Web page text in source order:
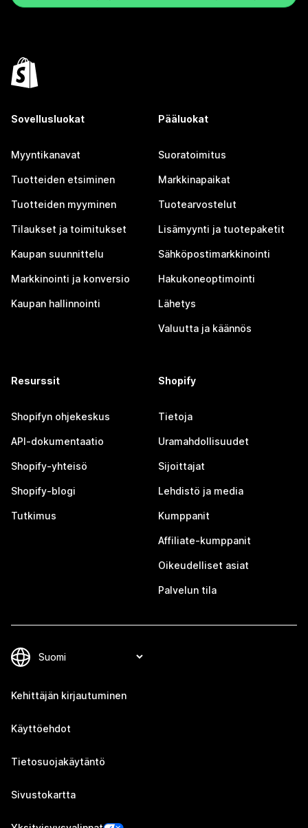
Sovellusluokat
Myyntikanavat
Tuotteiden etsiminen
Tuotteiden myyminen
Tilaukset ja toimitukset
Kaupan suunnittelu
Markkinointi ja konversio
Kaupan hallinnointi
Pääluokat
Suoratoimitus
Markkinapaikat
Tuotearvostelut
Lisämyynti ja tuotepaketit
Sähköpostimarkkinointi
Hakukoneoptimointi
Lähetys
Valuutta ja käännös
Resurssit
Shopifyn ohjekeskus
API-dokumentaatio
Shopify-yhteisö
Shopify-blogi
Tutkimus
Shopify
Tietoja
Uramahdollisuudet
Sijoittajat
Lehdistö ja media
Kumppanit
Affiliate-kumppanit
Oikeudelliset asiat
Palvelun tila
Kehittäjän kirjautuminen
Käyttöehdot
Tietosuojakäytäntö
Sivustokartta